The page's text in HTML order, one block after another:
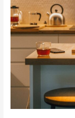
réinvente
l’esprit
de